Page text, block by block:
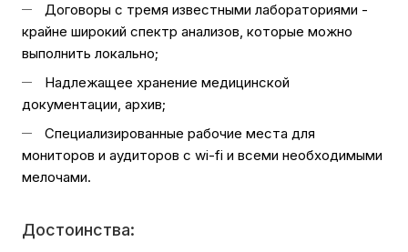
Договоры с тремя известными лабораториями -
крайне широкий спектр анализов, которые можно
выполнить локально;
Надлежащее хранение медицинской
документации, архив;
Специализированные рабочие места для
мониторов и аудиторов с wi-fi и всеми необходимыми
мелочами.
Достоинства: